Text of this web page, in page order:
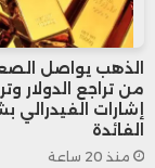
الذهب يواصل
من تراجع الدولار
إشارات الفيدرالي
الفائدة
منذ 20 ساعة